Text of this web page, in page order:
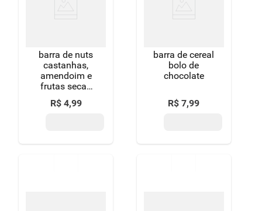
barra de nuts
castanhas,
amendoim e
frutas secas
zero sódio
sem adição de
R$ 4,99
barra de cereal
bolo de
chocolate
R$ 7,99